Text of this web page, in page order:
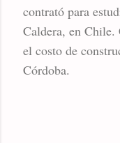
contrató para
Caldera, en
el costo de
Córdoba.